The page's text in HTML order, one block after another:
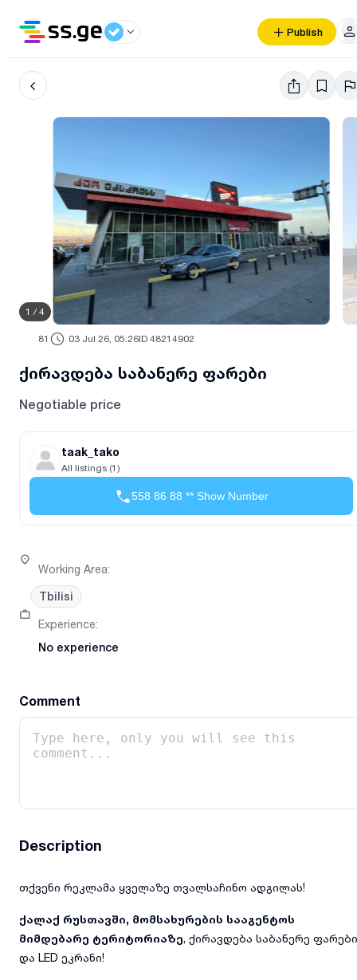
Publish
1 / 4
81 03 Jul 26, 05:26ID 48214902
ქირავდება საბანერე ფარები
Negotiable price
taak_tako
All listings (1)
558 86 88 ** Show Number
Working Area:
Tbilisi
Experience:
No experience
Comment
Description
თქვენი რეკლამა ყველაზე თვალსაჩინო ადგილას!
ქალაქ რუსთავში, მომსახურების სააგენტოს
მიმდებარე ტერიტორიაზე, ქირავდება საბანერე ფარები
და LED ეკრანი!